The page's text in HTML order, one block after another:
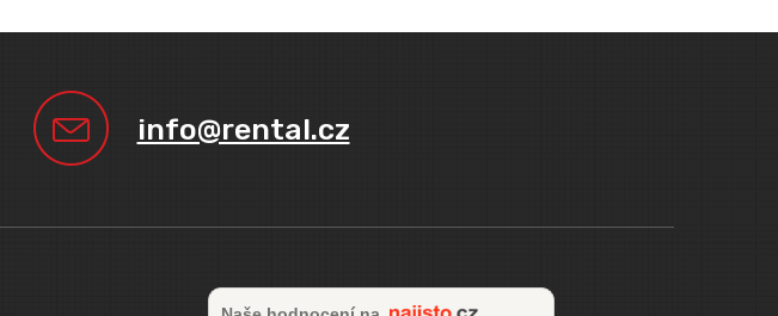
info@rental.cz